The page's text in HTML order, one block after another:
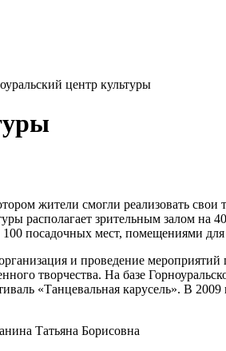
центр культуры
жители смогли реализовать
располагает зрительным залом
посадочных мест, помещениями
и проведение
творчества. На базе
«Танцевальная карусель». В
Татьяна Борисовна